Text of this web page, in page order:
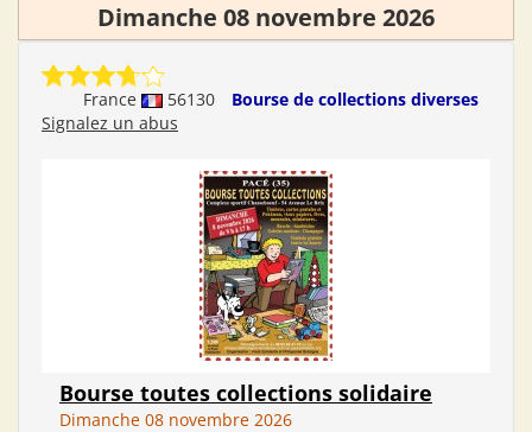
Dimanche 08 novembre 2026
France 56130
Bourse de collections diverses
Signalez un abus
Bourse toutes collections solidaire
Dimanche 08 novembre 2026